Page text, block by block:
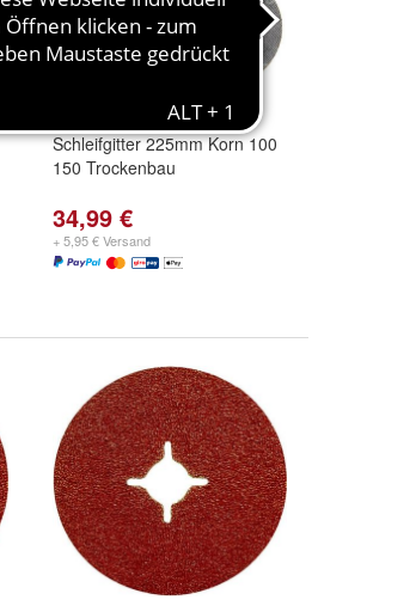
50 Blatt Klett Gitterleinen
Schleifgitter 225mm Korn 100
150 Trockenbau
34,99 €
+ 5,95 € Versand